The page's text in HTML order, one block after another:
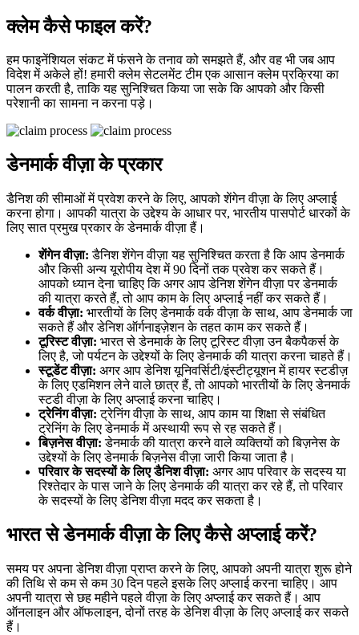
क्लेम कैसे फाइल करें?
हम फाइनेंशियल संकट में फंसने के तनाव को समझते हैं, और वह भी जब आप
विदेश में अकेले हों! हमारी क्लेम सेटलमेंट टीम एक आसान क्लेम प्रक्रिया का
पालन करती है, ताकि यह सुनिश्चित किया जा सके कि आपको और किसी
परेशानी का सामना न करना पड़े।
डेनमार्क वीज़ा के प्रकार
डैनिश की सीमाओं में प्रवेश करने के लिए, आपको शेंगेन वीज़ा के लिए अप्लाई
करना होगा। आपकी यात्रा के उद्देश्य के आधार पर, भारतीय पासपोर्ट धारकों के
लिए सात प्रमुख प्रकार के डेनमार्क वीज़ा हैं।
शेंगेन वीज़ा: डैनिश शेंगेन वीज़ा यह सुनिश्चित करता है कि आप डेनमार्क
और किसी अन्य यूरोपीय देश में 90 दिनों तक प्रवेश कर सकते हैं।
आपको ध्यान देना चाहिए कि अगर आप डेनिश शेंगेन वीज़ा पर डेनमार्क
की यात्रा करते हैं, तो आप काम के लिए अप्लाई नहीं कर सकते हैं।
वर्क वीज़ा: भारतीयों के लिए डेनमार्क वर्क वीज़ा के साथ, आप डेनमार्क जा
सकते हैं और डेनिश ऑर्गनाइज़ेशन के तहत काम कर सकते हैं।
टूरिस्ट वीज़ा: भारत से डेनमार्क के लिए टूरिस्ट वीज़ा उन बैकपैकर्स के
लिए है, जो पर्यटन के उद्देश्यों के लिए डेनमार्क की यात्रा करना चाहते हैं।
स्टूडेंट वीज़ा: अगर आप डेनिश यूनिवर्सिटी/इंस्टीट्यूशन में हायर स्टडीज़
के लिए एडमिशन लेने वाले छात्र हैं, तो आपको भारतीयों के लिए डेनमार्क
स्टडी वीज़ा के लिए अप्लाई करना चाहिए।
ट्रेनिंग वीज़ा: ट्रेनिंग वीज़ा के साथ, आप काम या शिक्षा से संबंधित
ट्रेनिंग के लिए डेनमार्क में अस्थायी रूप से रह सकते हैं।
बिज़नेस वीज़ा: डेनमार्क की यात्रा करने वाले व्यक्तियों को बिज़नेस के
उद्देश्यों के लिए डेनमार्क बिज़नेस वीज़ा जारी किया जाता है।
परिवार के सदस्यों के लिए डैनिश वीज़ा: अगर आप परिवार के सदस्य या
रिश्तेदार के पास जाने के लिए डेनमार्क की यात्रा कर रहे हैं, तो परिवार
के सदस्यों के लिए डेनिश वीज़ा मदद कर सकता है।
भारत से डेनमार्क वीज़ा के लिए कैसे अप्लाई करें?
समय पर अपना डेनिश वीज़ा प्राप्त करने के लिए, आपको अपनी यात्रा शुरू होने
की तिथि से कम से कम 30 दिन पहले इसके लिए अप्लाई करना चाहिए। आप
अपनी यात्रा से छह महीने पहले वीज़ा के लिए अप्लाई कर सकते हैं। आप
ऑनलाइन और ऑफलाइन, दोनों तरह के डेनिश वीज़ा के लिए अप्लाई कर सकते
हैं।